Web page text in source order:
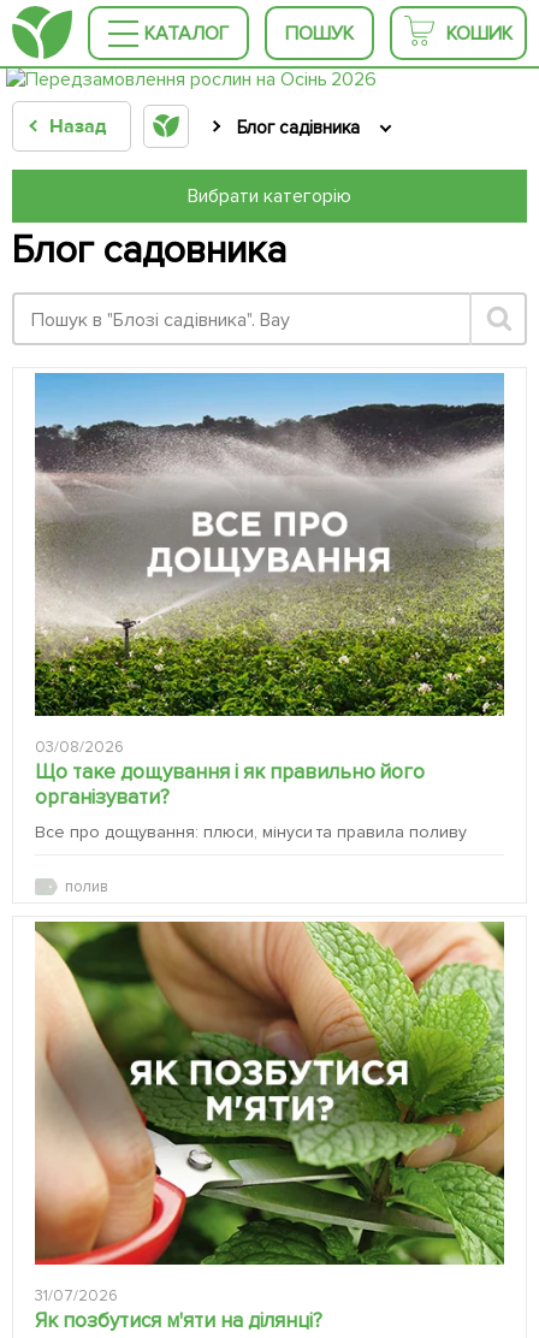
КАТАЛОГ ПОШУК КОШИК
Назад Блог садівника
Вибрати категорію
Блог садовника
03/08/2026
Що таке дощування і як правильно його
організувати?
Все про дощування: плюси, мінуси та правила поливу
полив
31/07/2026
Як позбутися м'яти на ділянці?